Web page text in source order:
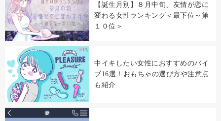
【誕生月別】８月中旬、友情が恋に
変わる女性ランキング＜最下位～第
１０位＞
中イキしたい女性におすすめのバイ
ブ16選！おもちゃの選び方や注意点
も紹介